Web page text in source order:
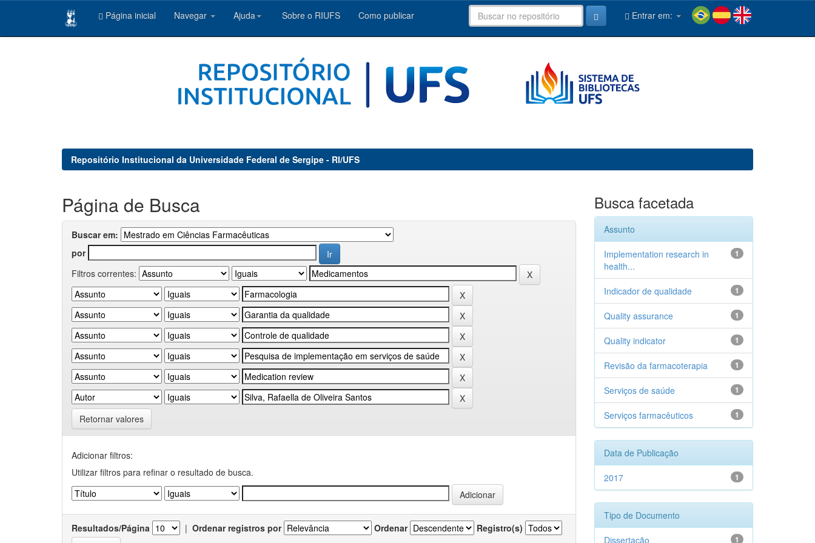
Página inicial Navegar Ajuda Sobre o RIUFS Como publicar Entrar em:
Repositório Institucional da Universidade Federal de Sergipe - RI/UFS
Página de Busca
Buscar em:
por
Filtros correntes:
Retornar valores
Adicionar filtros:
Utilizar filtros para refinar o resultado de busca.
Resultados/Página | Ordenar registros por Ordenar Registro(s)
Busca facetada
Assunto
1
Implementation research in
health...
1
Indicador de qualidade
1
Quality assurance
1
Quality indicator
1
Revisão da farmacoterapia
1
Serviços de saúde
1
Serviços farmacêuticos
Data de Publicação
1
2017
Tipo de Documento
1
Dissertação